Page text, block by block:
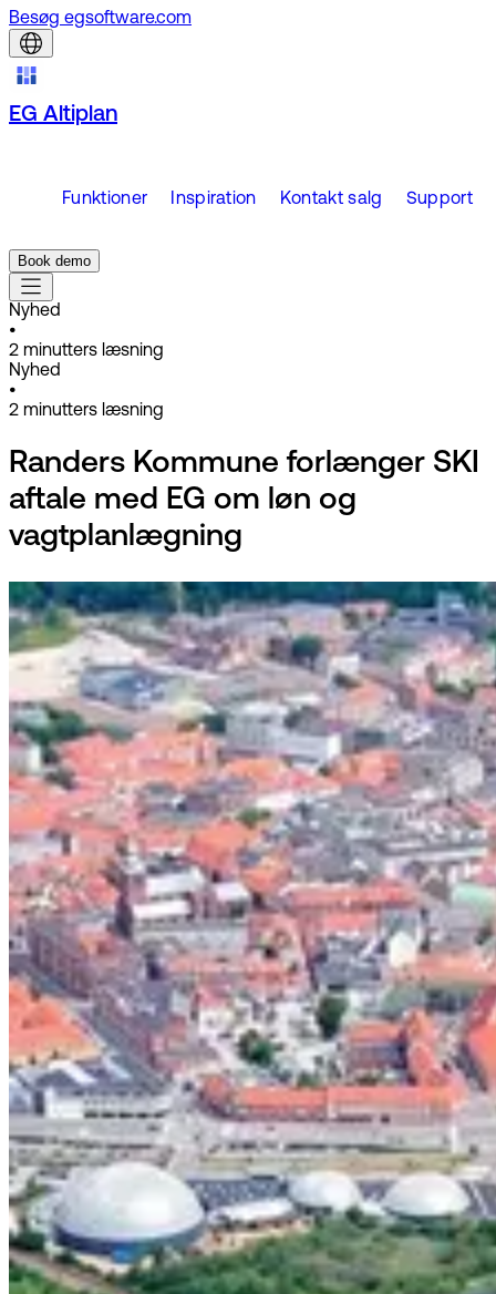
Besøg egsoftware.com
EG Altiplan
Funktioner Inspiration Kontakt salg Support
Book demo
Nyhed
•
2 minutters læsning
Nyhed
•
2 minutters læsning
Randers Kommune forlænger SKI
aftale med EG om løn og
vagtplanlægning